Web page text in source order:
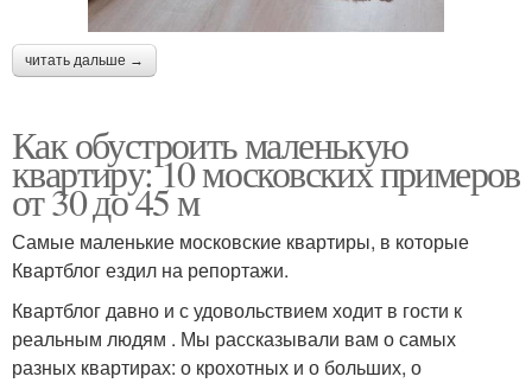
читать дальше →
Как обустроить маленькую
квартиру: 10 московских примеров
от 30 до 45 м
Самые маленькие московские квартиры, в которые
Квартблог ездил на репортажи.
Квартблог давно и с удовольствием ходит в гости к
реальным людям . Мы рассказывали вам о самых
разных квартирах: о крохотных и о больших, о